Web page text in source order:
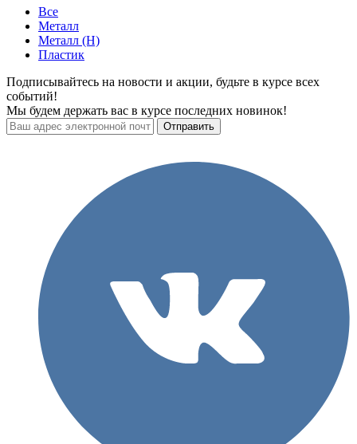
Все
Металл
Металл (H)
Пластик
Подписывайтесь на новости и акции, будьте в курсе всех
событий!
Мы будем держать вас в курсе последних новинок!